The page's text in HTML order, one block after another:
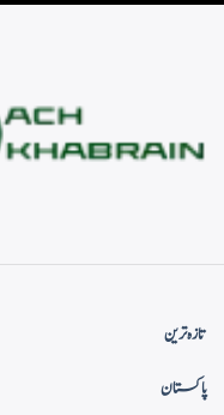
تازہ ترین
پاکستان